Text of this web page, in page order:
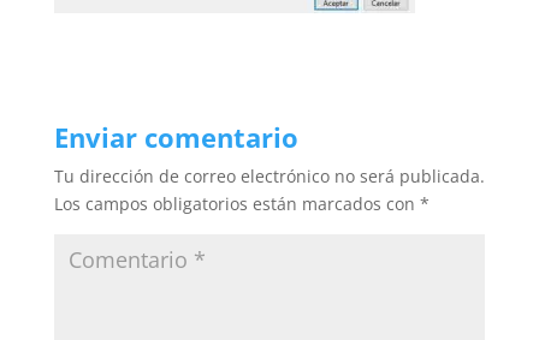
Enviar comentario
Tu dirección de correo electrónico no será publicada.
Los campos obligatorios están marcados con *